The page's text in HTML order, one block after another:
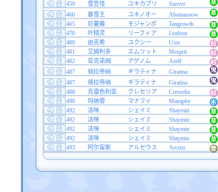
459
雪笠怪 ユキカブリ
Snover
460
暴雪王 ユキノオー
Abomasnow
465
巨蔓藤 モジャンボ
Tangrowth
470
叶精灵 リーフィア
Leafeon
480
由克希 ユクシー
Uxie
481
艾姆利多 エムリット
Mesprit
482
亚克诺姆 アグノム
Azelf
487
骑拉帝纳 ギラティナ
Giratina
487
骑拉帝纳 ギラティナ
Giratina
488
克雷色利亚 クレセリア
Cresselia
490
玛纳霏 マナフィ
Manaphy
492
洁咪 シェイミ
Shaymin
492
洁咪 シェイミ
Shaymin
492
洁咪 シェイミ
Shaymin
492
洁咪 シェイミ
Shaymin
493
阿尔宙斯 アルセウス Arceus